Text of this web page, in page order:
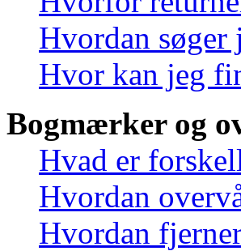
Hvordan søger
Hvor kan jeg
Bogmærker og
Hvad er
Hvordan
Hvordan